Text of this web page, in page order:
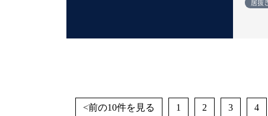
居抜
<前の10件を見る 1 2 3 4